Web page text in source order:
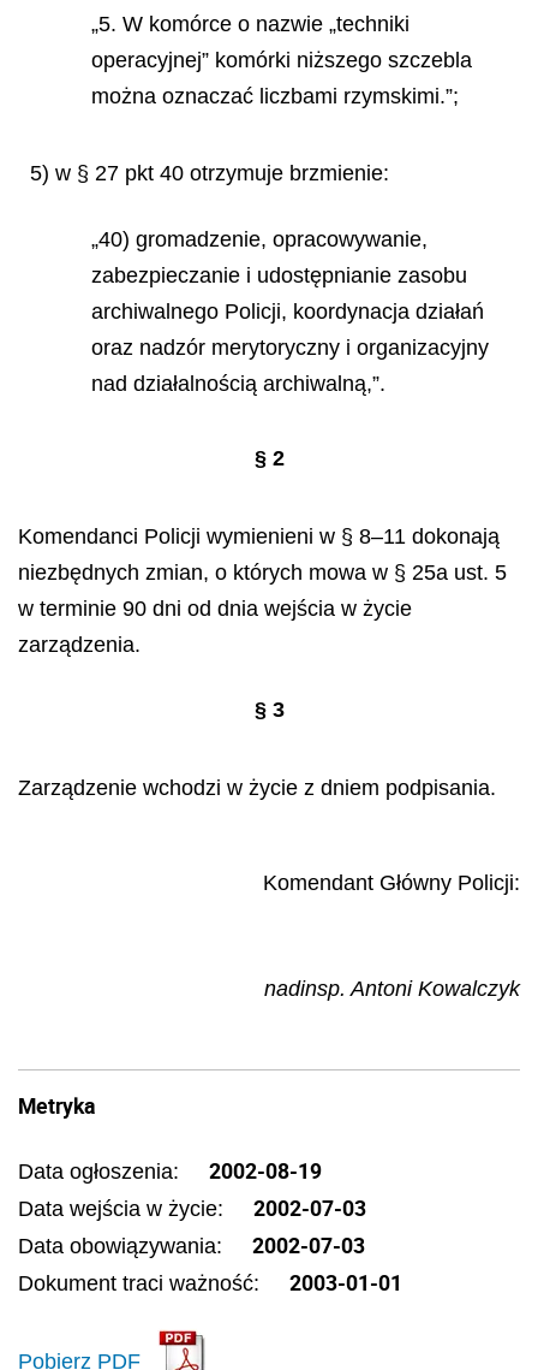
„5. W komórce o nazwie „techniki
operacyjnej” komórki niższego szczebla
można oznaczać liczbami rzymskimi.”;
5) w § 27 pkt 40 otrzymuje brzmienie:
„40) gromadzenie, opracowywanie,
zabezpieczanie i udostępnianie zasobu
archiwalnego Policji, koordynacja działań
oraz nadzór merytoryczny i organizacyjny
nad działalnością archiwalną,”.
§ 2
Komendanci Policji wymienieni w § 8–11 dokonają
niezbędnych zmian, o których mowa w § 25a ust. 5
w terminie 90 dni od dnia wejścia w życie
zarządzenia.
§ 3
Zarządzenie wchodzi w życie z dniem podpisania.
Komendant Główny Policji:
nadinsp. Antoni Kowalczyk
Metryka
Data ogłoszenia: 2002-08-19
Data wejścia w życie: 2002-07-03
Data obowiązywania: 2002-07-03
Dokument traci ważność: 2003-01-01
Pobierz PDF